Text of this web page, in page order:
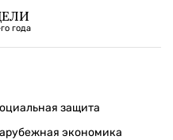
года
защита
экономика